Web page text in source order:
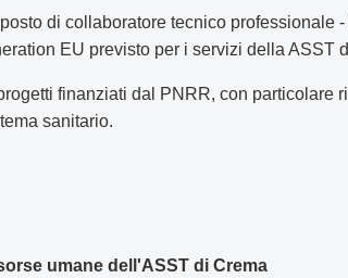
di collaboratore tecnico professionale
EU previsto per i servizi della ASST
finanziati dal PNRR, con particolare
sanitario.
umane dell'ASST di Crema